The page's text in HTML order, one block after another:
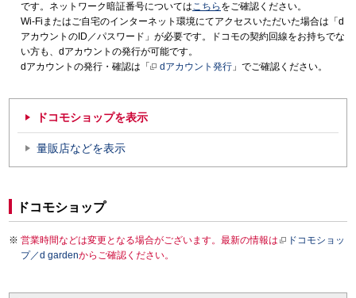
です。ネットワーク暗証番号についてはこちら をご確認ください。
Wi-Fiまたはご自宅のインターネット環境にてアクセスいただいた場合は「d
アカウントのID／パスワード」が必要です。ドコモの契約回線をお持ちでな
い方も、dアカウントの発行が可能です。
dアカウントの発行・確認は「
dアカウント発行 」でご確認ください。
ドコモショップを表示
量販店などを表示
ドコモショップ
営業時間などは変更となる場合がございます。最新の情報は
ドコモショッ
プ／d gardenからご確認ください。